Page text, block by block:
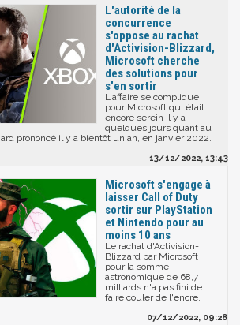
L'autorité de la
concurrence
s'oppose au rachat
d'Activision-Blizzard,
Microsoft cherche
des solutions pour
s'en sortir
L'affaire se complique
pour Microsoft qui était
encore serein il y a
quelques jours quant au
prononcé il y a bientôt un an, en janvier 2022.
13/12/2022, 13:43
Microsoft s'engage à
laisser Call of Duty
sortir sur PlayStation
et Nintendo pour au
moins 10 ans
Le rachat d'Activision-
Blizzard par Microsoft
pour la somme
astronomique de 68,7
milliards n'a pas fini de
faire couler de l'encre.
07/12/2022, 09:28